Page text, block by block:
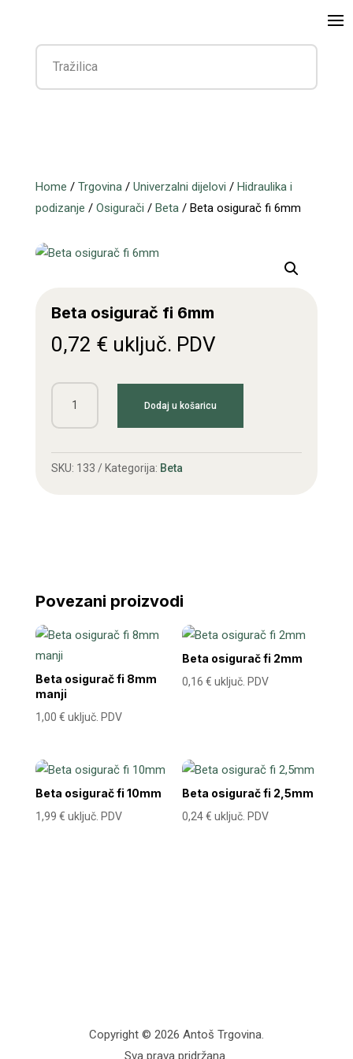
Home / Trgovina/ Univerzalni dijelovi / Hidraulika i
podizanje / Osigurači / Beta/ Beta osigurač fi 6mm
Beta osigurač fi 6mm
0,72 € uključ. PDV
Beta
osigurač
6mm
količina
Dodaj u košaricu
SKU: 133 Kategorija: Beta
Povezani proizvodi
Beta osigurač fi 8mm
manji
1,00 € uključ. PDV
Beta osigurač fi 2mm
0,16€ uključ. PDV
Beta osigurač fi 10mm
1,99 € uključ. PDV
Beta osigurač fi 2,5mm
0,24€ uključ. PDV
Copyright © 2026 Antoš Trgovina.